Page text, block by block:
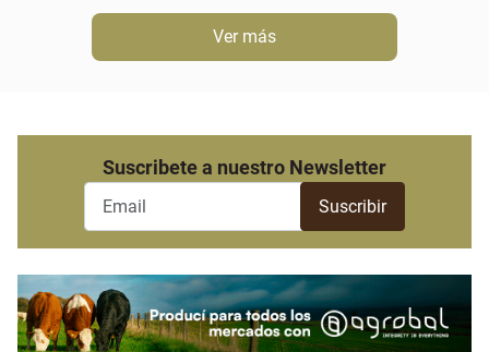
Ver más
Suscribete a nuestro Newsletter